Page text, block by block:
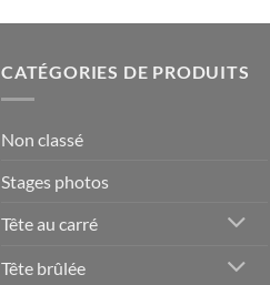
prix :
à
CATÉGORIES DE PRODUITS
Non classé
Stages photos
Tête au carré
Tête brûlée